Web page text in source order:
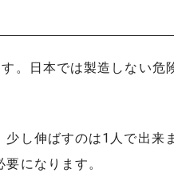
。日本では製造しない危
し伸ばすのは1人で出来
になります。